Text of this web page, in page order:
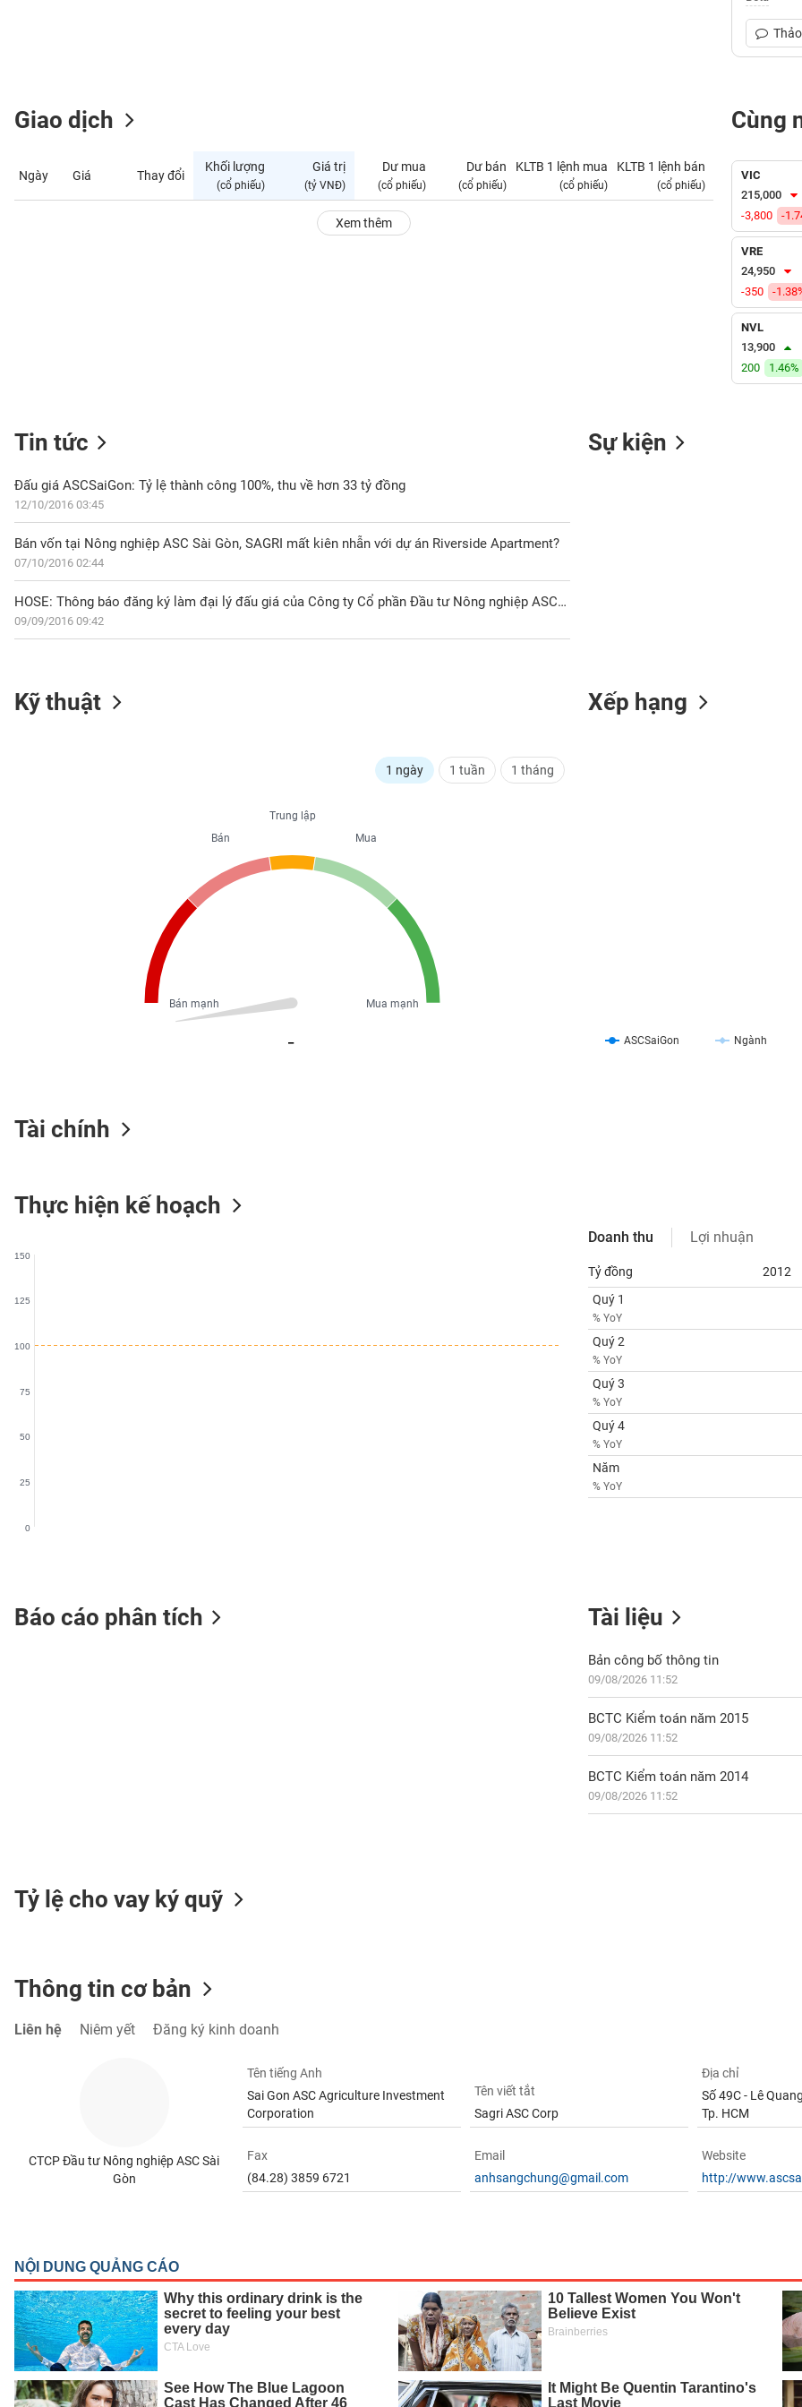
Giao dịch
Ngày Giá Thay đổi
Khối lượng
(cổ phiếu)
Giá trị
(tỷ VNĐ)
Dư mua
(cổ phiếu)
Dư bán
(cổ phiếu)
KLTB 1 lệnh mua
(cổ phiếu)
KLTB 1 lệnh bán
(cổ phiếu)
Xem thêm
Cùng
VIC
215,000
-3,800
-
VRE
24,950
-350
-
NVL
13,900
200
1.46%
Tin tức
Đấu giá ASCSaiGon: Tỷ lệ thành công 100%, thu về hơn 33 tỷ đồng
12/10/2016 03:45
Bán vốn tại Nông nghiệp ASC Sài Gòn, SAGRI mất kiên nhẫn với dự án Riverside Apartment?
07/10/2016 02:44
HOSE: Thông báo đăng ký làm đại lý đấu giá của Công ty Cổ phần Đầu tư Nông nghiệp ASC Sài Gòn
09/09/2016 09:42
Sự kiện
Kỹ thuật
1 ngày 1 tuần 1 tháng
Trung lập
Mua
Mua mạnh
Bán
Bán mạnh
Xếp hạng
ASCSaiGon Ngành
Tài chính
Thực hiện kế hoạch
0
50
100
150
25
75
125
Doanh thu Lợi nhuận
Tỷ đồng
2012
Quý 1
% YoY
Quý 2
% YoY
Quý 3
% YoY
Quý 4
% YoY
Năm
% YoY
Báo cáo phân tích Tài liệu
Bản công bố thông tin
09/08/2026 11:52
BCTC Kiểm toán năm 2015
09/08/2026 11:52
BCTC Kiểm toán năm 2014
09/08/2026 11:52
Tỷ lệ cho vay ký quỹ
Thông tin cơ bản
Liên hệ Niêm yết Đăng ký kinh doanh
CTCP Đầu tư Nông nghiệp ASC Sài
Gòn
Tên tiếng Anh
Sai Gon ASC Agriculture Investment
Corporation
Tên viết tắt
Sagri ASC Corp
Địa chỉ
Số 49C - Lê
Tp. HCM
Fax
(84.28) 3859 6721
Email
anhsangchung@gmail.com
Website
http://
CÁ
NHÂN
DOANH
NGHIỆP
CỔ
PHÁI
MỚI
THIẾT
YẾU
CHĂM
SỨC
CHÍNH
CÔNG
NGHỆ
THÔNG
TIN
DỊCH